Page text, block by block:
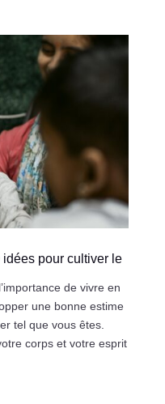
pour cultiver le
de vivre en
une bonne estime
tel que vous êtes.
corps et votre esprit